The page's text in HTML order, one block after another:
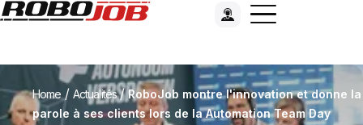
Home/ Actualités/RoboJob montre l'innovation et donne la
parole à ses clients lors de la Automation Team Day